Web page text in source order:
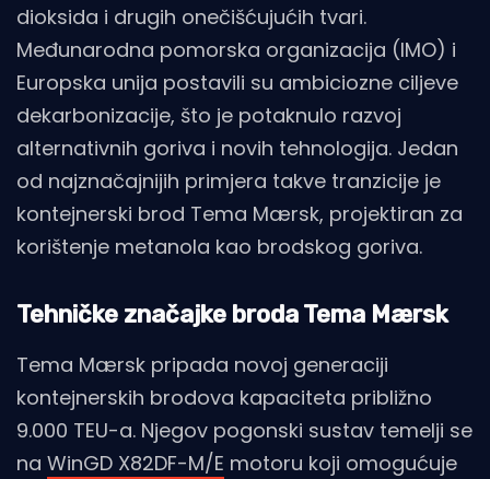
dioksida i drugih onečišćujućih tvari.
Međunarodna pomorska organizacija (IMO) i
Europska unija postavili su ambiciozne ciljeve
dekarbonizacije, što je potaknulo razvoj
alternativnih goriva i novih tehnologija. Jedan
od najznačajnijih primjera takve tranzicije je
kontejnerski brod Tema Mærsk, projektiran za
korištenje metanola kao brodskog goriva.
Tehničke značajke broda Tema Mærsk
Tema Mærsk pripada novoj generaciji
kontejnerskih brodova kapaciteta približno
9.000 TEU-a. Njegov pogonski sustav temelji se
na WinGD X82DF-M/E motoru koji omogućuje